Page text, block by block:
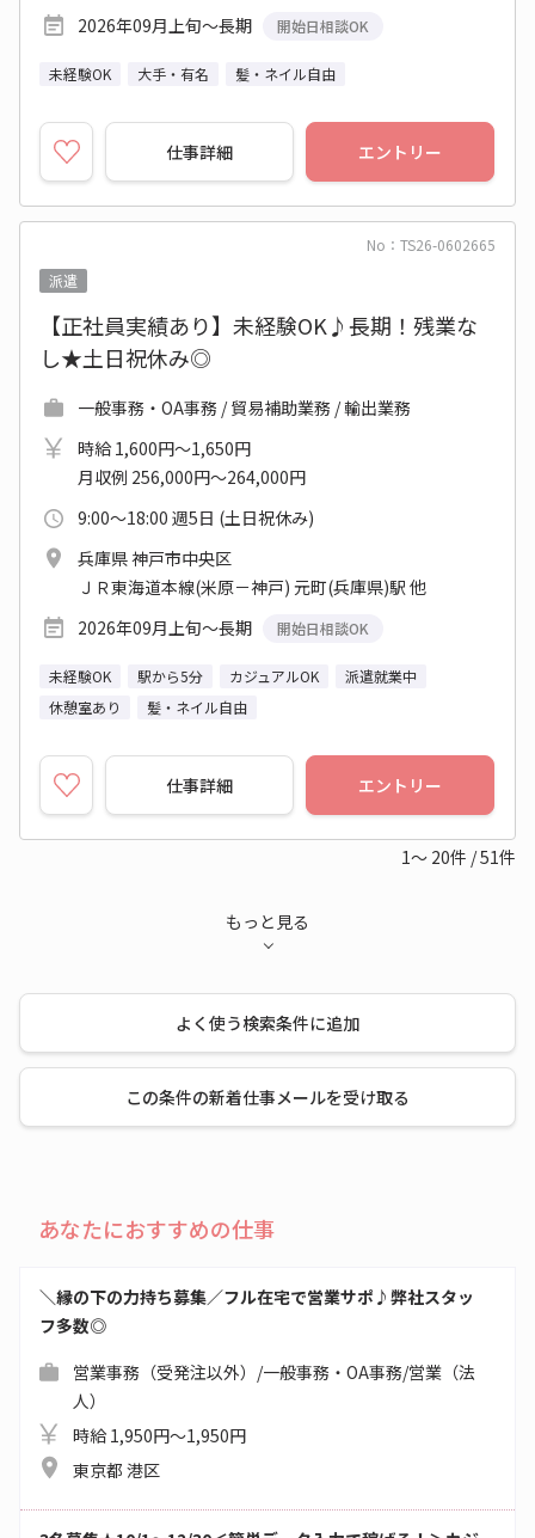
2026年09月上旬～長期 開始日相談OK
未経験OK 大手・有名 髪・ネイル自由
仕事詳細 エントリー
No：TS26-0602665
派遣
【正社員実績あり】未経験OK♪長期！残業な
し★土日祝休み◎
一般事務・OA事務 / 貿易補助業務 / 輸出業務
時給 1,600円～1,650円
月収例 256,000円～264,000円
9:00～18:00 週5日 (土日祝休み)
兵庫県 神戸市中央区
ＪＲ東海道本線(米原－神戸) 元町(兵庫県)駅 他
2026年09月上旬～長期
開始日相談OK
未経験OK 駅から5分 カジュアルOK
派遣就業中
休憩室あり
髪・ネイル自由
仕事詳細 エントリー
1～ 20件 /51件
もっと見る
よく使う検索条件に追加
この条件の新着仕事メールを受け取る
あなたにおすすめの仕事
＼縁の下の力持ち募集／フル在宅で営業サポ♪弊社スタッ
フ多数◎
営業事務（受発注以外）/一般事務・OA事務/営業（法
人）
時給 1,950円～1,950円
東京都 港区